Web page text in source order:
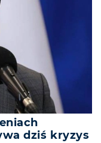
dziś kryzys